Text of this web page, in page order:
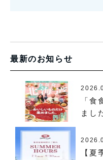
最新のお知らせ
「食
まし
【夏